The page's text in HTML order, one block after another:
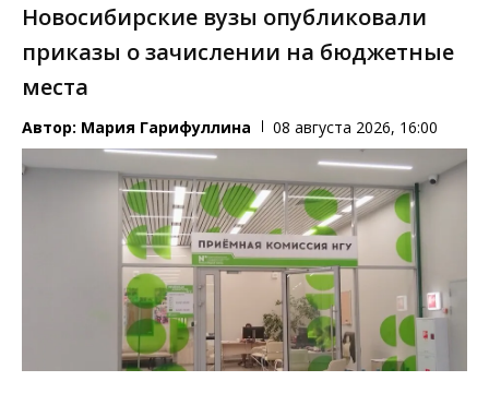
Новосибирские вузы опубликовали
приказы о зачислении на бюджетные
места
Автор: Мария Гарифуллина 08 августа 2026, 16:00